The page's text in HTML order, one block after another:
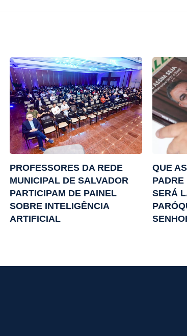
PROFESSORES DA REDE
MUNICIPAL DE SALVADOR
PARTICIPAM DE PAINEL
SOBRE INTELIGÊNCIA
ARTIFICIAL
QUE
PADRE
SERÁ